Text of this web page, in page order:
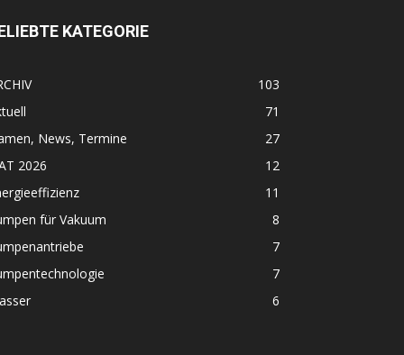
KATEGORIE
103
71
News, Termine
27
2026
12
11
für Vakuum
8
7
7
6